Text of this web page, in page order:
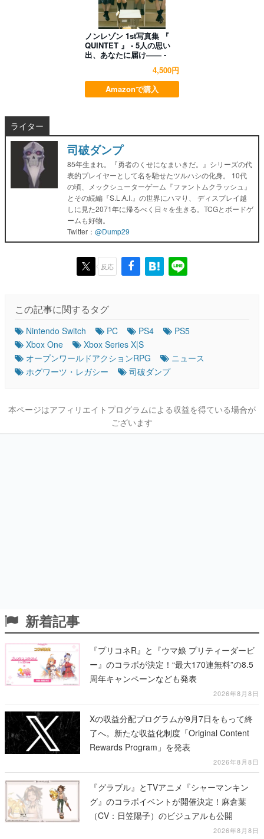
ノンレゾン 1st写真集 『
QUINTET 』 - 5人の思い
出、あなたに届け―― -
4,500円
Amazonで購入
ライター
司破ダンプ
85年生まれ。『勇者のくせになまいきだ。』シリーズの代
表的プレイヤーとして名を馳せたツルハシの化身。 10代
の頃、メックシューターゲーム『ファントムクラッシュ』
とその続編『S.L.A.I.』の世界にハマり、 ディスプレイ越
しに見た2071年に帰るべく日々を生きる。TCGとボードゲ
ームも好物。
Twitter： @Dump29
反応
この記事に関するタグ
Nintendo Switch PC PS4
PS5
Xbox One
Xbox Series X|S
オープンワールドアクションRPG
ニュース
ホグワーツ・レガシー
司破ダンプ
本ページはアフィリエイトプログラムによる収益を得ている場合が
ございます
新着記事
『プリコネR』と『ウマ娘 プリティーダービ
ー』のコラボが決定！“最大170連無料”の8.5
周年キャンペーンなども発表
2026年8月8日
Xの収益分配プログラムが9月7日をもって終
了へ。新たな収益化制度「Original Content
Rewards Program」を発表
2026年8月8日
『グラブル』とTVアニメ『シャーマンキン
グ』のコラボイベントが開催決定！麻倉葉
（CV：日笠陽子）のビジュアルも公開
2026年8月8日